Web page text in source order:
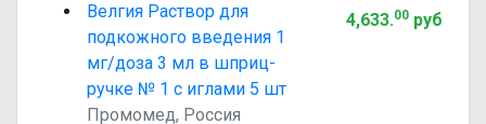
Велгия Раствор для
подкожного введения 1
мг/доза 3 мл в шприц-
ручке № 1 с иглами 5 шт
Промомед, Россия
4,633.00руб